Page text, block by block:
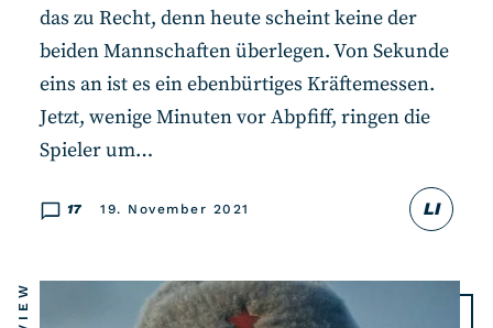
LI
17 19. November 2021
das zu Recht, denn heute scheint keine der
beiden Mannschaften überlegen. Von Sekunde
eins an ist es ein ebenbürtiges Kräftemessen.
Jetzt, wenige Minuten vor Abpfiff, ringen die
Spieler um…